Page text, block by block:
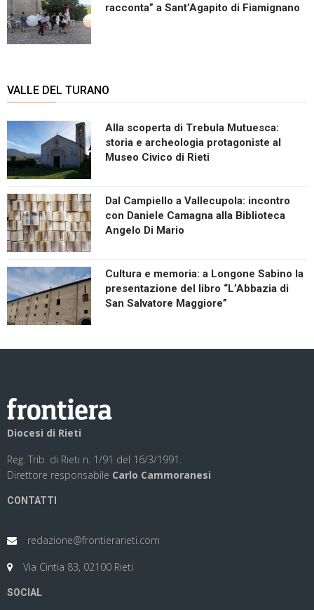
racconta” a Sant’Agapito di Fiamignano
VALLE DEL TURANO
Alla scoperta di Trebula Mutuesca:
storia e archeologia protagoniste al
Museo Civico di Rieti
Dal Campiello a Vallecupola: incontro
con Daniele Camagna alla Biblioteca
Angelo Di Mario
Cultura e memoria: a Longone Sabino la
presentazione del libro “L’Abbazia di
San Salvatore Maggiore”
Diocesi di Rieti
Reg. Trib. di Rieti n. 1/91 del 16/3/1991.
Direttore responsabile Carlo Cammoranesi
CONTATTI
redazione@frontierarieti.com
Via Cintia 83, 02100 Rieti
SOCIAL